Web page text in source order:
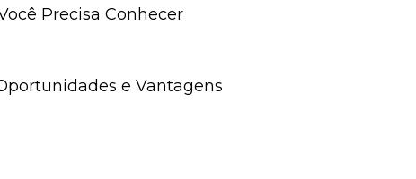
Precisa Conhecer
e Vantagens